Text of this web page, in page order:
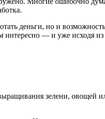
деньги, но и
— и уже исходя из
зелени,